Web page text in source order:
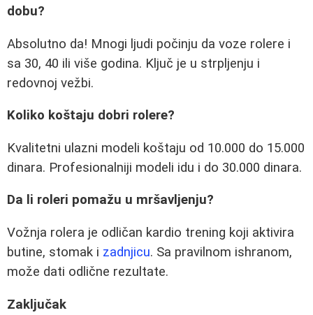
dobu?
Absolutno da! Mnogi ljudi počinju da voze rolere i
sa 30, 40 ili više godina. Ključ je u strpljenju i
redovnoj vežbi.
Koliko koštaju dobri rolere?
Kvalitetni ulazni modeli koštaju od 10.000 do 15.000
dinara. Profesionalniji modeli idu i do 30.000 dinara.
Da li roleri pomažu u mršavljenju?
Vožnja rolera je odličan kardio trening koji aktivira
butine, stomak i zadnjicu. Sa pravilnom ishranom,
može dati odlične rezultate.
Zaključak